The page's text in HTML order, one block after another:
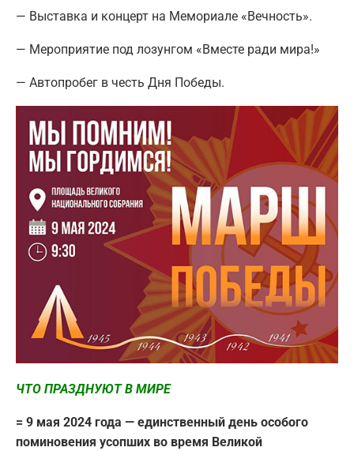
— Выставка и концерт на Мемориале «Вечность».
— Мероприятие под лозунгом «Вместе ради мира!»
— Автопробег в честь Дня Победы.
ЧТО ПРАЗДНУЮТ В МИРЕ
= 9 мая 2024 года — единственный день особого
поминовения усопших во время Великой